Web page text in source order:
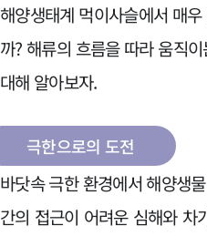
해양생태계 먹이사슬에서 매
까? 해류의 흐름을 따라 움직
대해 알아보자.
극한으로의 도전
바닷속 극한 환경에서 해양생
간의 접근이 어려운 심해와 차